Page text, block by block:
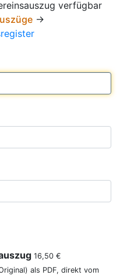
verfügbar
→
16,50 €
als PDF, direkt vom